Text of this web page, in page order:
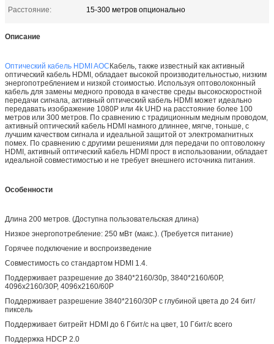
Расстояние:
15-300 метров опционально
Описание
Оптический кабель HDMI AOCКабель, также известный как активный
оптический кабель HDMI, обладает высокой производительностью, низким
энергопотреблением и низкой стоимостью. Используя оптоволоконный
кабель для замены медного провода в качестве среды высокоскоростной
передачи сигнала, активный оптический кабель HDMI может идеально
передавать изображение 1080P или 4k UHD на расстояние более 100
метров или 300 метров. По сравнению с традиционным медным проводом,
активный оптический кабель HDMI намного длиннее, мягче, тоньше, с
лучшим качеством сигнала и идеальной защитой от электромагнитных
помех. По сравнению с другими решениями для передачи по оптоволокну
HDMI, активный оптический кабель HDMI прост в использовании, обладает
идеальной совместимостью и не требует внешнего источника питания.
Особенности
Длина 200 метров. (Доступна пользовательская длина)
Низкое энергопотребление: 250 мВт (макс.). (Требуется питание)
Горячее подключение и воспроизведение
Совместимость со стандартом HDMI 1.4.
Поддерживает разрешение до 3840*2160/30p, 3840*2160/60P,
4096x2160/30P, 4096x2160/60P
Поддерживает разрешение 3840*2160/30P с глубиной цвета до 24 бит/
пиксель
Поддерживает битрейт HDMI до 6 Гбит/с на цвет, 10 Гбит/с всего
Поддержка HDCP 2.0